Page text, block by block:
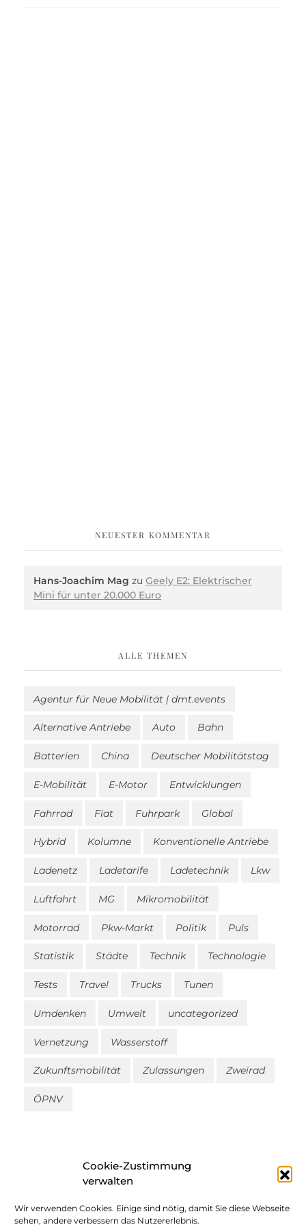
Cookie-Zustimmung
verwalten
Wir verwenden Cookies. Einige sind nötig, damit Sie diese Webseite
sehen, andere verbessern das Nutzererlebnis.
NEUESTER KOMMENTAR
Hans-Joachim Mag zu Geely E2: Elektrischer
Mini für unter 20.000 Euro
ALLE THEMEN
Agentur für Neue Mobilität | dmt.events
Alternative Antriebe Auto Bahn
Batterien China Deutscher Mobilitätstag
E-Mobilität E-Motor Entwicklungen
Fahrrad Fiat Fuhrpark Global
Hybrid Kolumne Konventionelle Antriebe
Ladenetz Ladetarife Ladetechnik Lkw
Luftfahrt MG Mikromobilität
Motorrad Pkw-Markt Politik Puls
Statistik Städte Technik Technologie
Tests Travel Trucks Tunen
Umdenken Umwelt uncategorized
Vernetzung Wasserstoff
Zukunftsmobilität Zulassungen Zweirad
ÖPNV
Impressum